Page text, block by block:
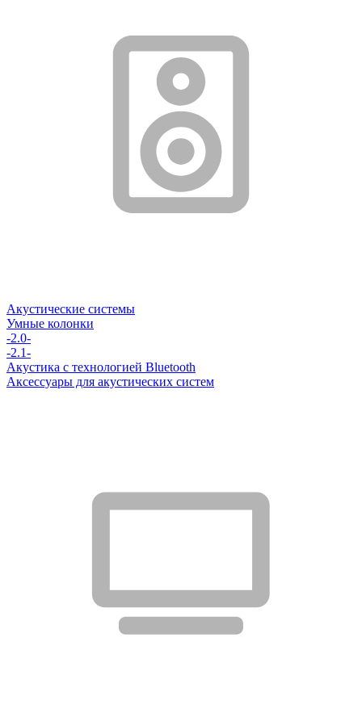
Акустические системы
Умные колонки
-2.0-
-2.1-
Акустика с технологией Bluetooth
Аксессуары для акустических систем